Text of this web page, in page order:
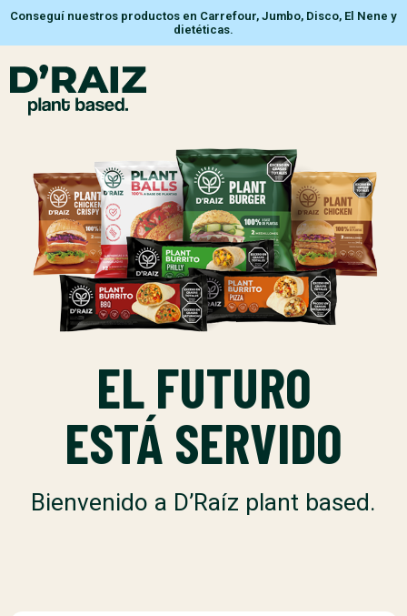
Conseguí nuestros productos en Carrefour, Jumbo, Disco, El Nene y
dietéticas.
EL FUTURO
ESTÁ SERVIDO
Bienvenido a D’Raíz plant based.